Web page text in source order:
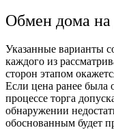
Обмен дома на
Указанные варианты
каждого из
сторон этапом
Если цена ранее была
процессе торга
обнаружении
обоснованным будет